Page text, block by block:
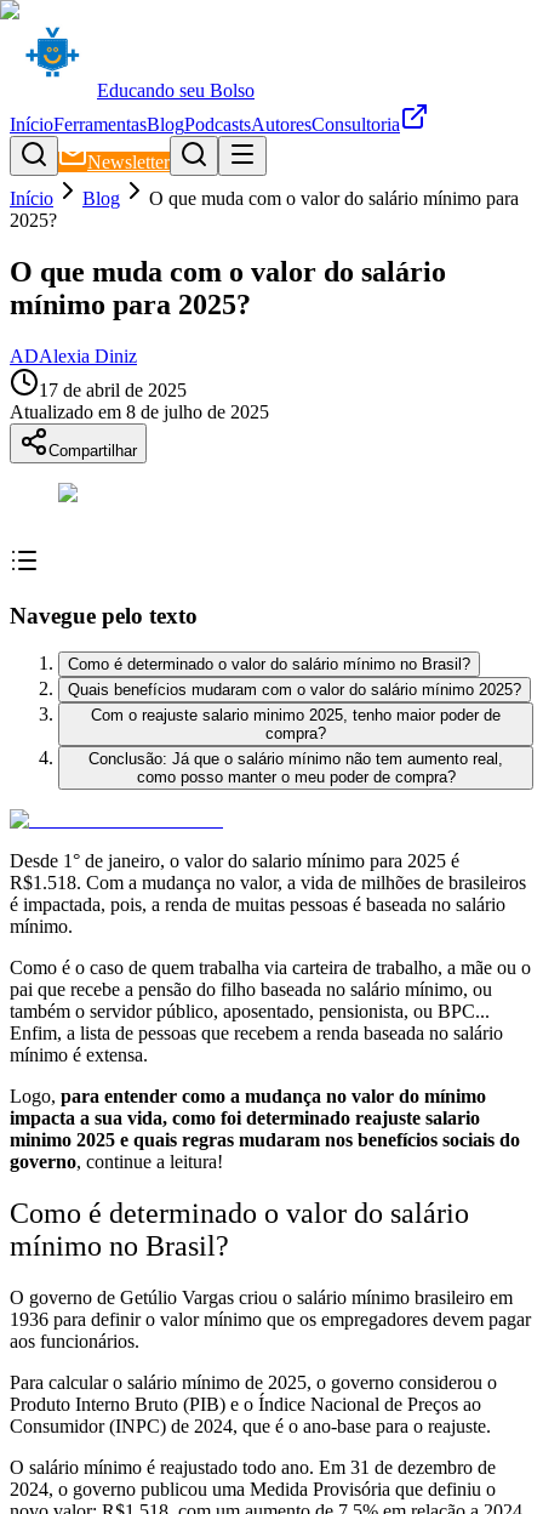
Educando seu Bolso
InícioFerramentasBlogPodcastsAutoresConsultoria
Newsletter
Início
Blog
O que muda com o valor do salário mínimo para
2025?
O que muda com o valor do salário
mínimo para 2025?
ADAlexia Diniz
17 de abril de 2025
Atualizado em 8 de julho de 2025
Compartilhar
Navegue pelo texto
Como é determinado o valor do salário mínimo no Brasil?
Quais benefícios mudaram com o valor do salário mínimo 2025?
Com o reajuste salario minimo 2025, tenho maior poder de
compra?
Conclusão: Já que o salário mínimo não tem aumento real,
como posso manter o meu poder de compra?
Desde 1° de janeiro, o valor do salario mínimo para 2025 é
R$1.518. Com a mudança no valor, a vida de milhões de brasileiros
é impactada, pois, a renda de muitas pessoas é baseada no salário
mínimo.
Como é o caso de quem trabalha via carteira de trabalho, a mãe ou o
pai que recebe a pensão do filho baseada no salário mínimo, ou
também o servidor público, aposentado, pensionista, ou BPC...
Enfim, a lista de pessoas que recebem a renda baseada no salário
mínimo é extensa.
Logo, para entender como a mudança no valor do mínimo
impacta a sua vida, como foi determinado reajuste salario
minimo 2025 e quais regras mudaram nos benefícios sociais do
governo, continue a leitura!
Como é determinado o valor do salário
mínimo no Brasil?
O governo de Getúlio Vargas criou o salário mínimo brasileiro em
1936 para definir o valor mínimo que os empregadores devem pagar
aos funcionários.
Para calcular o salário mínimo de 2025, o governo considerou o
Produto Interno Bruto (PIB) e o Índice Nacional de Preços ao
Consumidor (INPC) de 2024, que é o ano-base para o reajuste.
O salário mínimo é reajustado todo ano. Em 31 de dezembro de
2024, o governo publicou uma Medida Provisória que definiu o